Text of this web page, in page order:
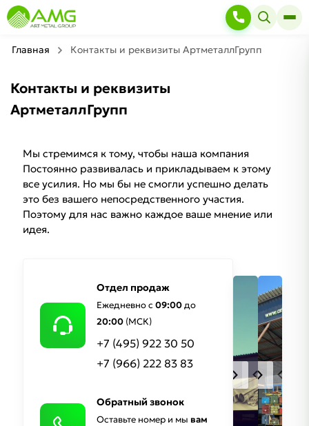
Главная Контакты и реквизиты АртметаллГрупп
Контакты и реквизиты
АртметаллГрупп
Мы стремимся к тому, чтобы наша компания
Постоянно развивалась и прикладываем к этому
все усилия. Но мы бы не смогли успешно делать
это без вашего непосредственного участия.
Поэтому для нас важно каждое ваше мнение или
идея.
Отдел продаж
Ежедневно с 09:00до
20:00 (МСК)
+7 (495) 922 30 50
+7 (966) 222 83 83
Обратный звонок
Оставьте номер и мы вам